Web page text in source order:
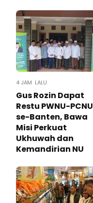
4 JAM LALU
Gus Rozin Dapat
Restu PWNU-PCNU
se-Banten, Bawa
Misi Perkuat
Ukhuwah dan
Kemandirian NU